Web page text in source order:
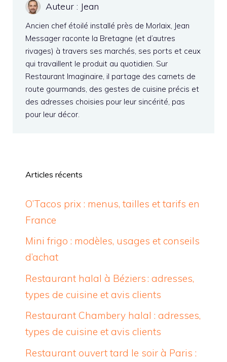
Auteur : Jean
Ancien chef étoilé installé près de Morlaix, Jean
Messager raconte la Bretagne (et d’autres
rivages) à travers ses marchés, ses ports et ceux
qui travaillent le produit au quotidien. Sur
Restaurant Imaginaire, il partage des carnets de
route gourmands, des gestes de cuisine précis et
des adresses choisies pour leur sincérité, pas
pour leur décor.
Articles récents
O’Tacos prix : menus, tailles et tarifs en
France
Mini frigo : modèles, usages et conseils
d’achat
Restaurant halal à Béziers : adresses,
types de cuisine et avis clients
Restaurant Chambery halal : adresses,
types de cuisine et avis clients
Restaurant ouvert tard le soir à Paris :